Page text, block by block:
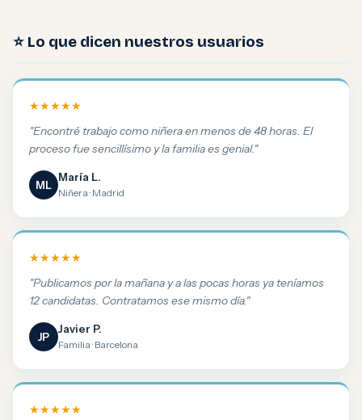
⭐ Lo que dicen nuestros usuarios
★★★★★
"Encontré trabajo como niñera en menos de 48 horas. El
proceso fue sencillísimo y la familia es genial."
ML
María L.
Niñera · Madrid
★★★★★
"Publicamos por la mañana y a las pocas horas ya teníamos
12 candidatas. Contratamos ese mismo día."
JP
Javier P.
Familia · Barcelona
★★★★★